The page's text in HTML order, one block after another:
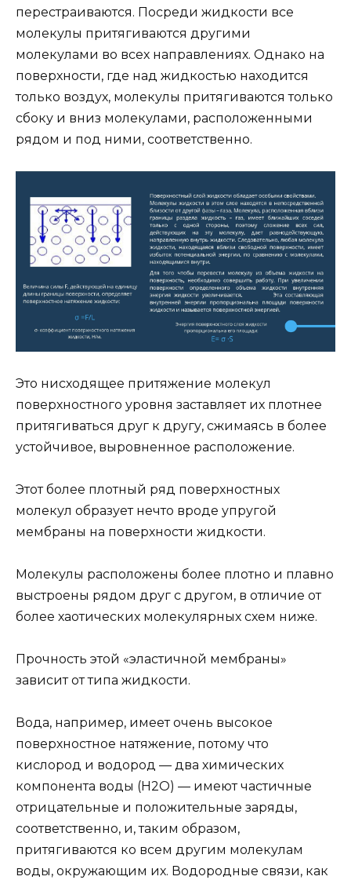
перестраиваются. Посреди жидкости все
молекулы притягиваются другими
молекулами во всех направлениях. Однако на
поверхности, где над жидкостью находится
только воздух, молекулы притягиваются только
сбоку и вниз молекулами, расположенными
рядом и под ними, соответственно.
Это нисходящее притяжение молекул
поверхностного уровня заставляет их плотнее
притягиваться друг к другу, сжимаясь в более
устойчивое, выровненное расположение.
Этот более плотный ряд поверхностных
молекул образует нечто вроде упругой
мембраны на поверхности жидкости.
Молекулы расположены более плотно и плавно
выстроены рядом друг с другом, в отличие от
более хаотических молекулярных схем ниже.
Прочность этой «эластичной мембраны»
зависит от типа жидкости.
Вода, например, имеет очень высокое
поверхностное натяжение, потому что
кислород и водород — два химических
компонента воды (H2O) — имеют частичные
отрицательные и положительные заряды,
соответственно, и, таким образом,
притягиваются ко всем другим молекулам
воды, окружающим их. Водородные связи, как